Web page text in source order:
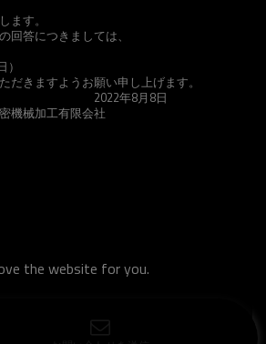
す。
答につきましては、
きますようお願い申し上げます。
8日
限会社
the website for you.